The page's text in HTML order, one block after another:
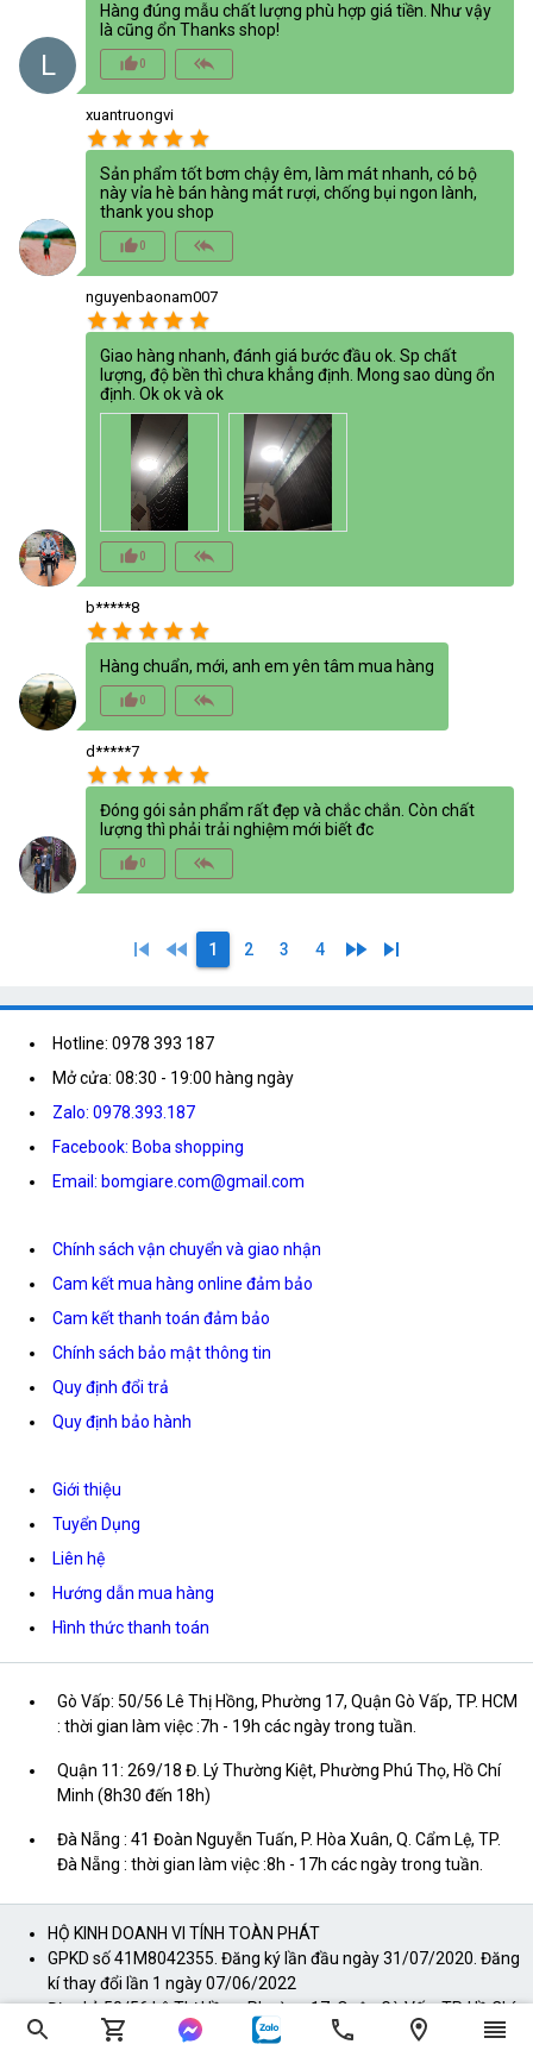
L
Hàng đúng mẫu chất lượng phù hợp giá tiền. Như vậy
là cũng ổn Thanks shop!
thumb_up_alt0 reply_all
xuantruongvi
star star star star star
Sản phẩm tốt bơm chậy êm, làm mát nhanh, có bộ
này vỉa hè bán hàng mát rượi, chống bụi ngon lành,
thank you shop
thumb_up_alt0 reply_all
nguyenbaonam007
star star star star star
Giao hàng nhanh, đánh giá bước đầu ok. Sp chất
lượng, độ bền thì chưa khẳng định. Mong sao dùng ổn
định. Ok ok và ok
thumb_up_alt0 reply_all
b*****8
star star star star star
Hàng chuẩn, mới, anh em yên tâm mua hàng
thumb_up_alt0 reply_all
d*****7
star star star star star
Đóng gói sản phẩm rất đẹp và chắc chắn. Còn chất
lượng thì phải trải nghiệm mới biết đc
thumb_up_alt0 reply_all
skip_previous fast_rewind 1 2 3 4 fast_forward skip_next
Hotline: 0978 393 187
Mở cửa: 08:30 - 19:00 hàng ngày
Zalo: 0978.393.187
Facebook: Boba shopping
Email: bomgiare.com@gmail.com
Chính sách vận chuyển và giao nhận
Cam kết mua hàng online đảm bảo
Cam kết thanh toán đảm bảo
Chính sách bảo mật thông tin
Quy định đổi trả
Quy định bảo hành
Giới thiệu
Tuyển Dụng
Liên hệ
Hướng dẫn mua hàng
Hình thức thanh toán
Gò Vấp: 50/56 Lê Thị Hồng, Phường 17, Quận Gò Vấp, TP. HCM
: thời gian làm việc :7h - 19h các ngày trong tuần.
Quận 11: 269/18 Đ. Lý Thường Kiệt, Phường Phú Thọ, Hồ Chí
Minh (8h30 đến 18h)
Đà Nẵng : 41 Đoàn Nguyễn Tuấn, P. Hòa Xuân, Q. Cẩm Lệ, TP.
Đà Nẵng : thời gian làm việc :8h - 17h các ngày trong tuần.
HỘ KINH DOANH VI TÍNH TOÀN PHÁT
GPKD số 41M8042355. Đăng ký lần đầu ngày 31/07/2020. Đăng
kí thay đổi lần 1 ngày 07/06/2022
Địa chỉ: 50/56 Lê Thị Hồng, Phường 17, Quận Gò Vấp, TP. Hồ Chí